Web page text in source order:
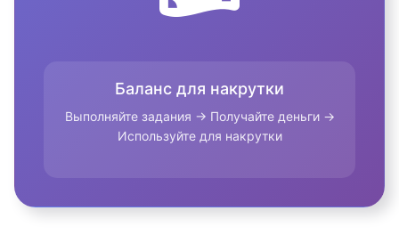
Баланс для накрутки
Выполняйте задания → Получайте деньги →
Используйте для накрутки